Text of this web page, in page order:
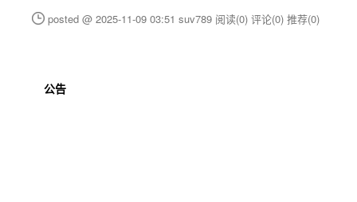
posted @ 2025-11-09 03:51 suv789 阅读(0) 评论(0) 推荐(0)
公告